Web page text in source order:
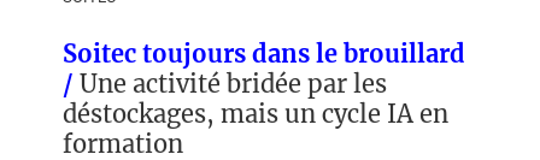
Soitec toujours dans le brouillard
/ Une activité bridée par les
déstockages, mais un cycle IA en
formation